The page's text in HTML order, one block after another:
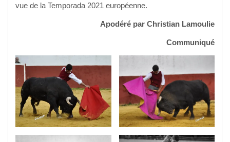
vue de la Temporada 2021 européenne.
Apodéré par Christian Lamoulie
Communiqué